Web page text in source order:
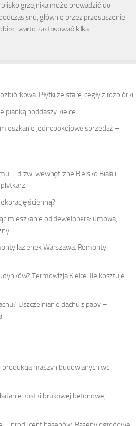
blisko grzejnika może prowadzić do
snu, głównie przez przesuszenie
warto zastosować kilka …
Płytki ze starej cegły z rozbiórki
pianką poddaszy kielce
jednopokojowe sprzedaż –
– drzwi wewnętrzne Bielsko Biała i
ścienną?
mieszkanie od dewelopera: umowa,
łazienek Warszawa. Remonty
Termowizja Kielce. Ile kosztuje
Uszczelnianie dachu z papy –
maszyn budowlanych we
kostki brukowej betonowej